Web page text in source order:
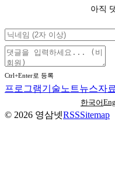
아직
Ctrl+Enter로 등록
프로그램기술노트뉴스자
한국어
© 2026 영삼넷RSSSitemap